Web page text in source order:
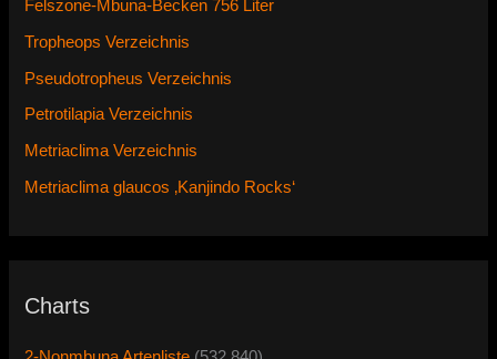
Felszone-Mbuna-Becken 756 Liter
Tropheops Verzeichnis
Pseudotropheus Verzeichnis
Petrotilapia Verzeichnis
Metriaclima Verzeichnis
Metriaclima glaucos ‚Kanjindo Rocks‘
Charts